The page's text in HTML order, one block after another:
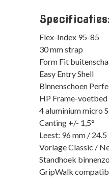
Specificaties:
Flex-Index 95-85
30 mm strap
Form Fit
Easy Entry Shell
Binnenschoen
HP Frame-voetbed
4 aluminium micro
Canting +/- 1,5°
Leest: 96 mm /
Vorlage Classic /
Standhoek
GripWalk